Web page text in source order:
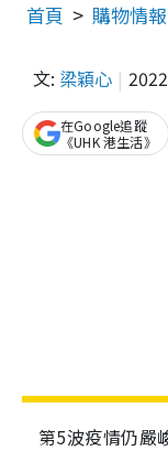
首頁 購物情報
文: 梁穎心
在Google追蹤
《UHK 港生活》
第5波疫情仍嚴